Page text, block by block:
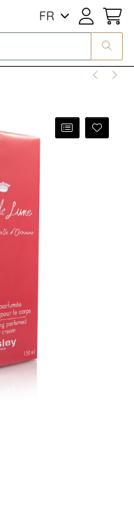
FR